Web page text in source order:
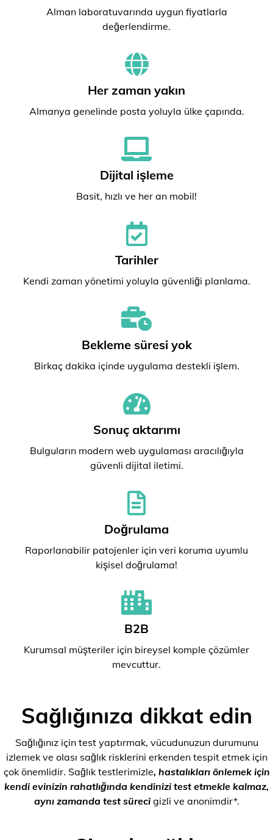
Alman laboratuvarında uygun fiyatlarla
değerlendirme.
Her zaman yakın
Almanya genelinde posta yoluyla ülke çapında.
Dijital işleme
Basit, hızlı ve her an mobil!
Tarihler
Kendi zaman yönetimi yoluyla güvenliği planlama.
Bekleme süresi yok
Birkaç dakika içinde uygulama destekli işlem.
Sonuç aktarımı
Bulguların modern web uygulaması aracılığıyla
güvenli dijital iletimi.
Doğrulama
Raporlanabilir patojenler için veri koruma uyumlu
kişisel doğrulama!
B2B
Kurumsal müşteriler için bireysel komple çözümler
mevcuttur.
Sağlığınıza dikkat edin
Sağlığınız için test yaptırmak, vücudunuzun durumunu
izlemek ve olası sağlık risklerini erkenden tespit etmek için
çok önemlidir. Sağlık testlerimizle, hastalıkları önlemek için
kendi evinizin rahatlığında kendinizi test etmekle kalmaz,
aynı zamanda test süreci gizli ve anonimdir*.